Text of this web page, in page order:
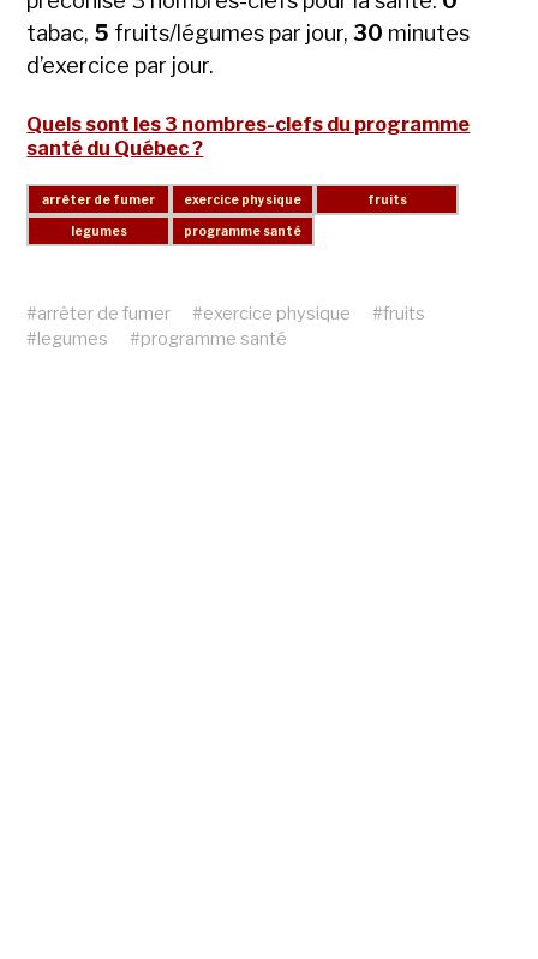
tabac, 5 fruits/légumes par jour,30 minutes
d’exercice par jour.
Quels sont les 3 nombres-clefs du programme
santé du Québec ?
#arrêter de fumer #exercice physique #fruits
#legumes #programme santé